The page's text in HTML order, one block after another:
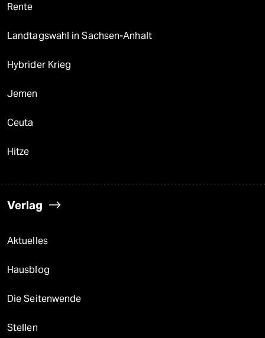
Rente
Landtagswahl in Sachsen-Anhalt
Hybrider Krieg
Jemen
Ceuta
Hitze
Verlag
Aktuelles
Hausblog
Die Seitenwende
Stellen